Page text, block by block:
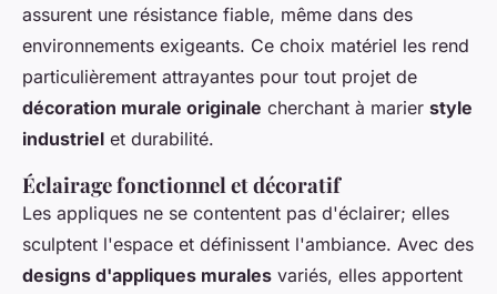
assurent une résistance fiable, même dans des
environnements exigeants. Ce choix matériel les rend
particulièrement attrayantes pour tout projet de
décoration murale originale cherchant à marier style
industriel et durabilité.
Éclairage fonctionnel et décoratif
Les appliques ne se contentent pas d'éclairer; elles
sculptent l'espace et définissent l'ambiance. Avec des
designs d'appliques murales variés, elles apportent